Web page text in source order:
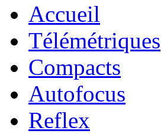
Accueil
Télémétriques
Compacts
Autofocus
Reflex